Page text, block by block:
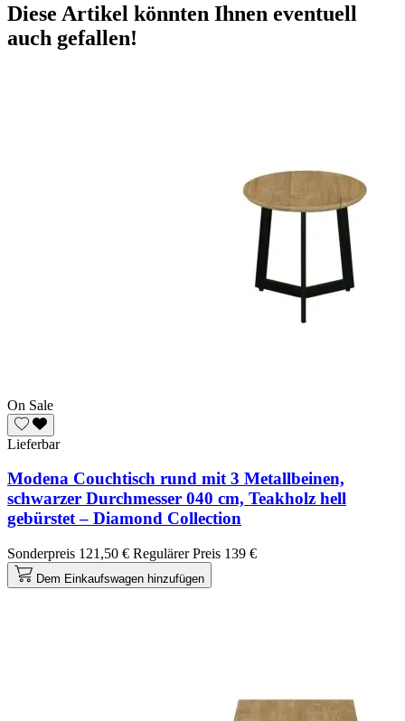
Diese Artikel könnten Ihnen eventuell
auch gefallen!
On Sale
Lieferbar
Modena Couchtisch rund mit 3 Metallbeinen,
schwarzer Durchmesser 040 cm, Teakholz hell
gebürstet – Diamond Collection
Sonderpreis 121,50 € Regulärer Preis 139 €
Dem Einkaufswagen hinzufügen